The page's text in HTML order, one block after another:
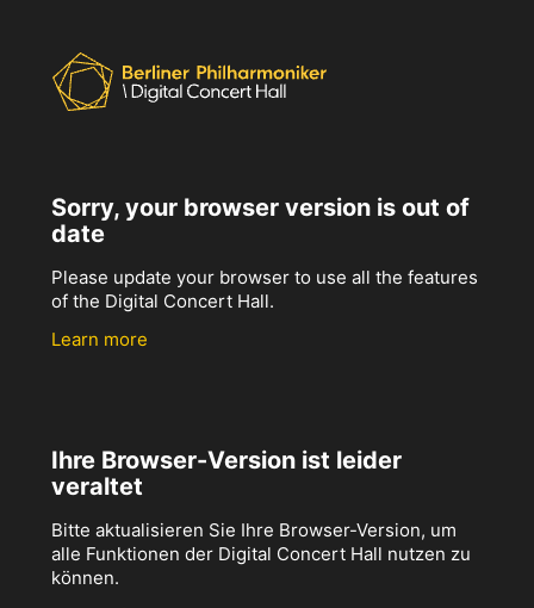
Sorry, your browser version is out of
date
Please update your browser to use all the features
of the Digital Concert Hall.
Learn more
Ihre Browser-Version ist leider
veraltet
Bitte aktualisieren Sie Ihre Browser-Version, um
alle Funktionen der Digital Concert Hall nutzen zu
können.